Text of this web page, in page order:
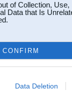
of Collection,
Data that Is
CONFIRM
Data Deletion